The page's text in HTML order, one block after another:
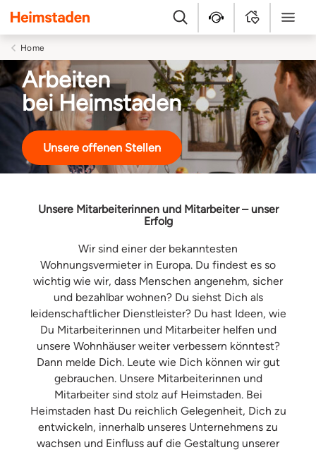
Heimstaden
Suche Kundenservice
MyHomeMenü
Home
Arbeiten
bei Heimstaden
Unsere offenen Stellen
Unsere Mitarbeiterinnen und Mitarbeiter – unser
Erfolg
Wir sind einer der bekanntesten
Wohnungsvermieter in Europa. Du findest es so
wichtig wie wir, dass Menschen angenehm, sicher
und bezahlbar wohnen? Du siehst Dich als
leidenschaftlicher Dienstleister? Du hast Ideen, wie
Du Mitarbeiterinnen und Mitarbeiter helfen und
unsere Wohnhäuser weiter verbessern könntest?
Dann melde Dich. Leute wie Dich können wir gut
gebrauchen. Unsere Mitarbeiterinnen und
Mitarbeiter sind stolz auf Heimstaden. Bei
Heimstaden hast Du reichlich Gelegenheit, Dich zu
entwickeln, innerhalb unseres Unternehmens zu
wachsen und Einfluss auf die Gestaltung unserer